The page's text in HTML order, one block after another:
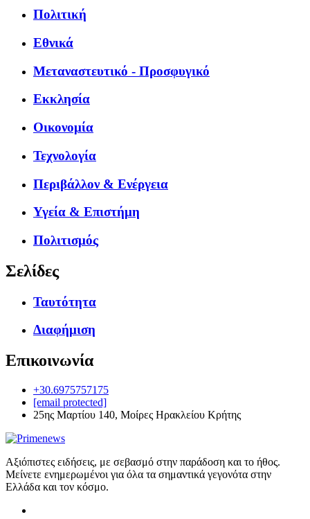
Πολιτική
Εθνικά
Μεταναστευτικό - Προσφυγικό
Εκκλησία
Οικονομία
Τεχνολογία
Περιβάλλον & Ενέργεια
Υγεία & Επιστήμη
Πολιτισμός
Σελίδες
Ταυτότητα
Διαφήμιση
Επικοινωνία
+30.6975757175
[email protected]
25ης Μαρτίου 140, Μοίρες Ηρακλείου Κρήτης
Αξιόπιστες ειδήσεις, με σεβασμό στην παράδοση και το ήθος.
Μείνετε ενημερωμένοι για όλα τα σημαντικά γεγονότα στην
Ελλάδα και τον κόσμο.